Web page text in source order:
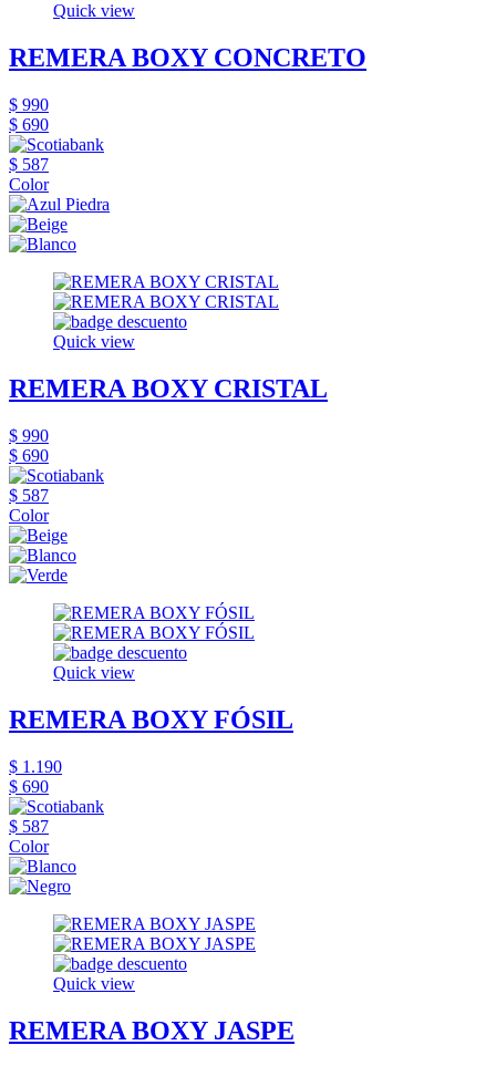
Quick view
REMERA BOXY CONCRETO
$ 990
$ 690
$ 587
Color
Quick view
REMERA BOXY CRISTAL
$ 990
$ 690
$ 587
Color
Quick view
REMERA BOXY FÓSIL
$ 1.190
$ 690
$ 587
Color
Quick view
REMERA BOXY JASPE